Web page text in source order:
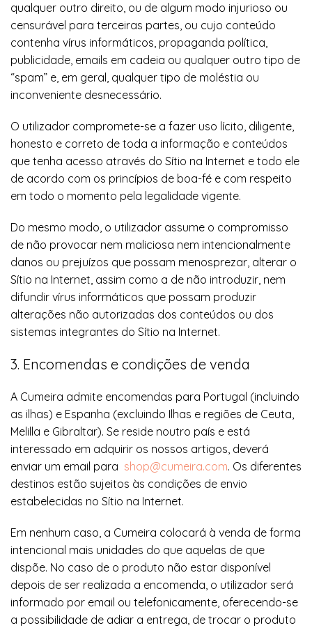
qualquer outro direito, ou de algum modo injurioso ou
censurável para terceiras partes, ou cujo conteúdo
contenha vírus informáticos, propaganda política,
publicidade, emails em cadeia ou qualquer outro tipo de
“spam” e, em geral, qualquer tipo de moléstia ou
inconveniente desnecessário.
O utilizador compromete-se a fazer uso lícito, diligente,
honesto e correto de toda a informação e conteúdos
que tenha acesso através do Sítio na Internet e todo ele
de acordo com os princípios de boa-fé e com respeito
em todo o momento pela legalidade vigente.
Do mesmo modo, o utilizador assume o compromisso
de não provocar nem maliciosa nem intencionalmente
danos ou prejuízos que possam menosprezar, alterar o
Sítio na Internet, assim como a de não introduzir, nem
difundir vírus informáticos que possam produzir
alterações não autorizadas dos conteúdos ou dos
sistemas integrantes do Sítio na Internet.
3. Encomendas e condições de venda
A Cumeira admite encomendas para Portugal (incluindo
as ilhas) e Espanha (excluindo Ilhas e regiões de Ceuta,
Melilla e Gibraltar). Se reside noutro país e está
interessado em adquirir os nossos artigos, deverá
enviar um email para shop@cumeira.com. Os diferentes
destinos estão sujeitos às condições de envio
estabelecidas no Sítio na Internet.
Em nenhum caso, a Cumeira colocará à venda de forma
intencional mais unidades do que aquelas de que
dispõe. No caso de o produto não estar disponível
depois de ser realizada a encomenda, o utilizador será
informado por email ou telefonicamente, oferecendo-se
a possibilidade de adiar a entrega, de trocar o produto